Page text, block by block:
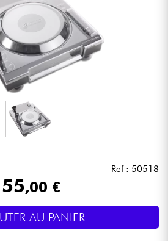
Ref : 50518
55,00 €
AU PANIER